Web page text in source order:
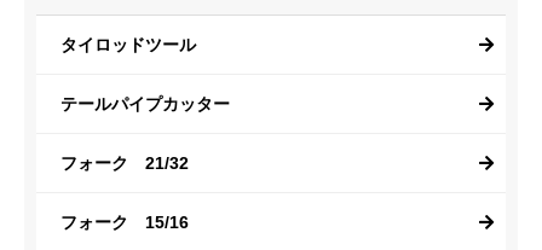
タイロッドツール
テールパイプカッター
フォーク 21/32
フォーク 15/16